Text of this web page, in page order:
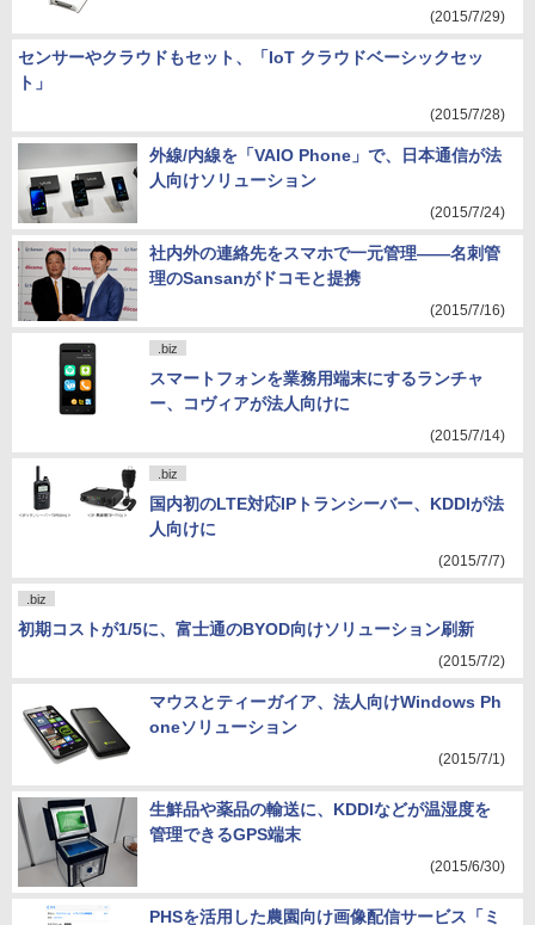
(2015/7/29)
センサーやクラウドもセット、「IoT クラウドベーシックセッ
ト」
(2015/7/28)
外線/内線を「VAIO Phone」で、日本通信が法
人向けソリューション
(2015/7/24)
社内外の連絡先をスマホで一元管理――名刺管
理のSansanがドコモと提携
(2015/7/16)
.biz
スマートフォンを業務用端末にするランチャ
ー、コヴィアが法人向けに
(2015/7/14)
.biz
国内初のLTE対応IPトランシーバー、KDDIが法
人向けに
(2015/7/7)
.biz
初期コストが1/5に、富士通のBYOD向けソリューション刷新
(2015/7/2)
マウスとティーガイア、法人向けWindows Ph
oneソリューション
(2015/7/1)
生鮮品や薬品の輸送に、KDDIなどが温湿度を
管理できるGPS端末
(2015/6/30)
PHSを活用した農園向け画像配信サービス「ミ